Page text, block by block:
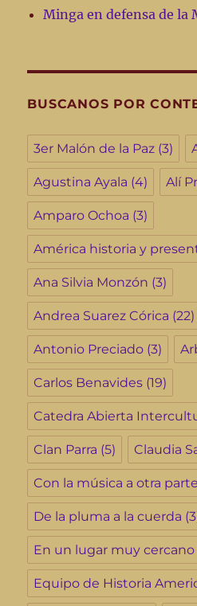
Minga en defensa de la
BUSCANOS POR
3er Malón de la Paz (3)
Agustina Ayala (4) Alí
Amparo Ochoa (3)
América historia y
Ana Silvia Monzón (3)
Andrea Suarez Córica (22)
Antonio Preciado (3)
Carlos Benavides (19)
Catedra Abierta
Clan Parra (5) Claudia
Con la música a otra parte
De la pluma a la cuerda
En un lugar muy cercano
Equipo de Historia